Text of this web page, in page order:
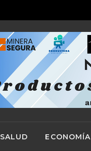
SALUD ECONOMÍA